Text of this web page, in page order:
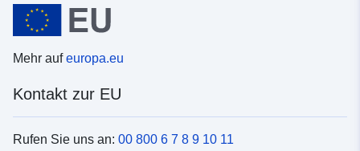
Mehr aufeuropa.eu
Kontakt zur EU
Rufen Sie uns an: 00 800 6 7 8 9 10 11